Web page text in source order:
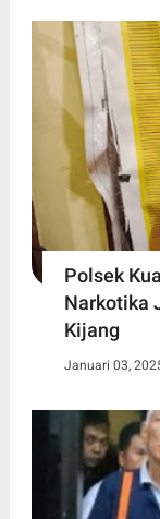
Polsek
Narkotika
Kijang
Januari 03,